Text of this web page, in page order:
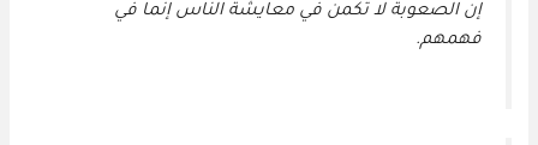
إن الصعوبة لا تكمن في معايشة الناس إنما في
فهمهم.